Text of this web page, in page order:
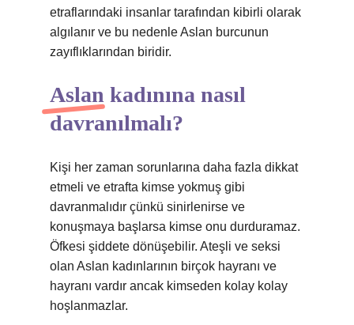
etraflarındaki insanlar tarafından kibirli olarak
algılanır ve bu nedenle Aslan burcunun
zayıflıklarından biridir.
Aslan kadınına nasıl
davranılmalı?
Kişi her zaman sorunlarına daha fazla dikkat
etmeli ve etrafta kimse yokmuş gibi
davranmalıdır çünkü sinirlenirse ve
konuşmaya başlarsa kimse onu durduramaz.
Öfkesi şiddete dönüşebilir. Ateşli ve seksi
olan Aslan kadınlarının birçok hayranı ve
hayranı vardır ancak kimseden kolay kolay
hoşlanmazlar.